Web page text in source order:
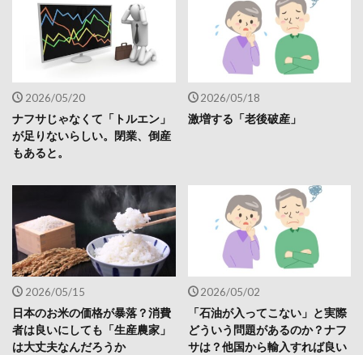
2026/05/20
ナフサじゃなくて「トルエン」
が足りないらしい。閉業、倒産
もあると。
2026/05/18
激増する「老後破産」
2026/05/15
日本のお米の価格が暴落？消費
者は良いにしても「生産農家」
は大丈夫なんだろうか
2026/05/02
「石油が入ってこない」と実際
どういう問題があるのか？ナフ
サは？他国から輸入すれば良い